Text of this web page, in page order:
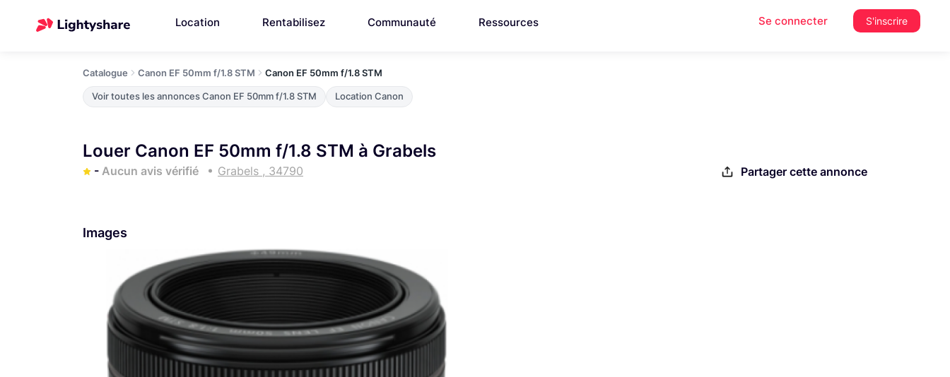
Location Rentabilisez Communauté Ressources Se connecter S'inscrire
Catalogue Canon EF 50mm f/1.8 STM Canon EF 50mm f/1.8 STM
Voir toutes les annonces Canon EF 50mm f/1.8 STM Location Canon
Louer Canon EF 50mm f/1.8 STM à Grabels
- Aucun avis vérifié Grabels , 34790 Partager cette annonce
Images